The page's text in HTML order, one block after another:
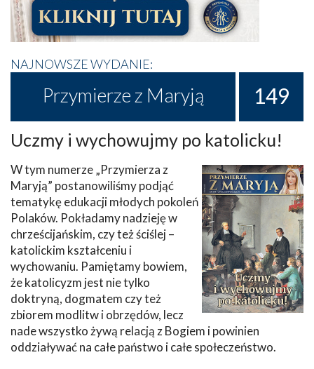
NAJNOWSZE WYDANIE:
Przymierze z Maryją 149
Uczmy i wychowujmy po katolicku!
W tym numerze „Przymierza z
Maryją” postanowiliśmy podjąć
tematykę edukacji młodych pokoleń
Polaków. Pokładamy nadzieję w
chrześcijańskim, czy też ściślej –
katolickim kształceniu i
wychowaniu. Pamiętamy bowiem,
że katolicyzm jest nie tylko
doktryną, dogmatem czy też
zbiorem modlitw i obrzędów, lecz
nade wszystko żywą relacją z Bogiem i powinien
oddziaływać na całe państwo i całe społeczeństwo.